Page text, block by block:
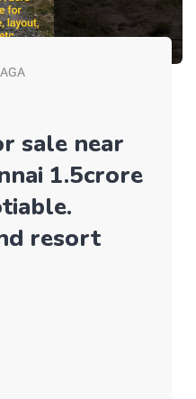
sale near
1.5crore
resort